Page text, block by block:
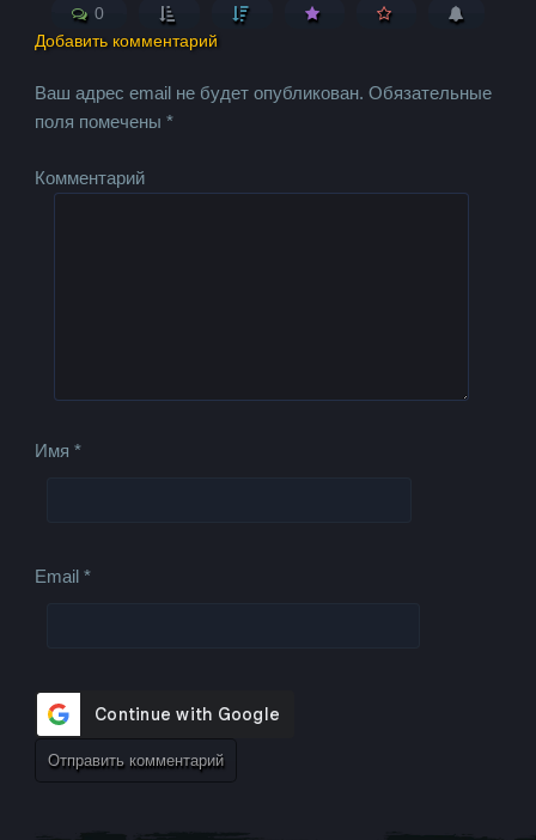
0
Добавить комментарий
Ваш адрес email не будет опубликован. Обязательные
поля помечены*
Комментарий
Имя*
Email*